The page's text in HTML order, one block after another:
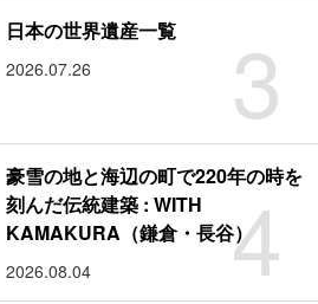
3
日本の世界遺産一覧
2026.07.26
4
豪雪の地と海辺の町で220年の時を
刻んだ伝統建築 : WITH
KAMAKURA（鎌倉・長谷）
2026.08.04